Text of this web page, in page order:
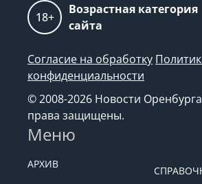
18+
Возрастная категория
сайта
Согласие на обработку
конфиденциальности
© 2008-2026 Новости
права защищены.
Меню
АРХИВ